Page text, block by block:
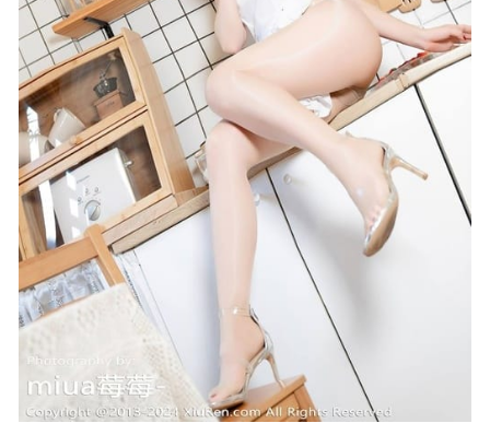
秋和柯基 – NO.78 &奶桃 电车[80P1V-1.74GB]
2022-08-04
雨波_HaneAme – NO.248 一拳超人 吹雪[50P2V-394MB]
2023-03-05